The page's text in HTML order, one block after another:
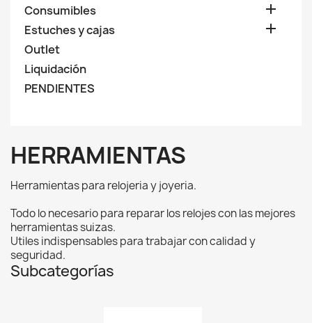
Consumibles 
Estuches y cajas 
Outlet
Liquidación
PENDIENTES
HERRAMIENTAS
Herramientas para relojeria y joyeria.
Todo lo necesario para reparar los relojes con las mejores
herramientas suizas.
Utiles indispensables para trabajar con calidad y
seguridad.
Subcategorías